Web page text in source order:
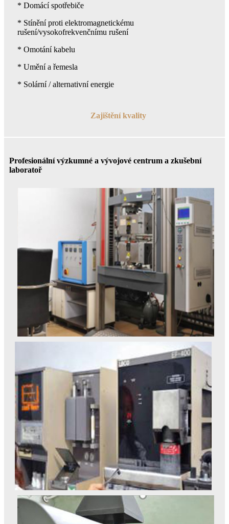
* Domácí spotřebiče
* Stínění proti elektromagnetickému
rušení/vysokofrekvenčnímu rušení
* Omotání kabelu
* Umění a řemesla
* Solární / alternativní energie
Zajištění kvality
Profesionální výzkumné a vývojové centrum a zkušební
laboratoř